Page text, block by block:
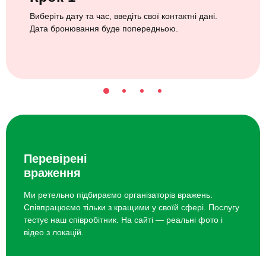
Виберіть дату та час, введіть свої контактні дані.
Дата бронювання буде попередньою.
Перевірені
враження
Ми ретельно підбираємо організаторів вражень.
Співпрацюємо тільки з кращими у своїй сфері. Послугу
тестує наш співробітник. На сайті — реальні фото і
відео з локацій.